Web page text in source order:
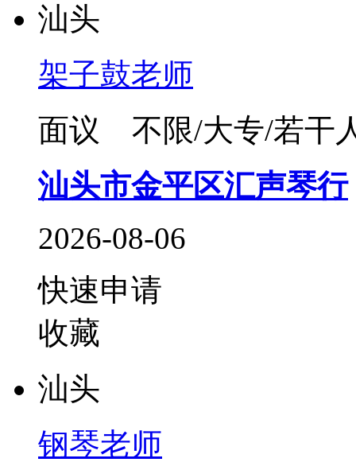
汕头
架子鼓老师
面议 不限/大专/若干
汕头市金平区汇声琴行
2026-08-06
快速申请
收藏
汕头
钢琴老师